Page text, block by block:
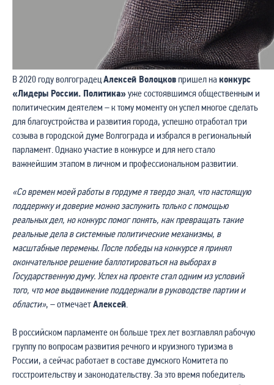
В 2020 году волгоградецАлексей Волоцков пришел на конкурс
«Лидеры России. Политика»уже состоявшимся общественным и
политическим деятелем – к тому моменту он успел многое сделать
для благоустройства и развития города, успешно отработал три
созыва в городской думе Волгограда и избрался в региональный
парламент. Однако участие в конкурсе и для него стало
важнейшим этапом в личном и профессиональном развитии.
«Со времен моей работы в гордуме я твердо знал, что настоящую
поддержку и доверие можно заслужить только с помощью
реальных дел, но конкурс помог понять, как превращать такие
реальные дела в системные политические механизмы, в
масштабные перемены. После победы на конкурсе я принял
окончательное решение баллотироваться на выборах в
Государственную думу. Успех на проекте стал одним из условий
того, что мое выдвижение поддержали в руководстве партии и
области», – отмечаетАлексей.
В российском парламенте он больше трех лет возглавлял рабочую
группу по вопросам развития речного и круизного туризма в
России, а сейчас работает в составе думского Комитета по
госстроительству и законодательству. За это время победитель